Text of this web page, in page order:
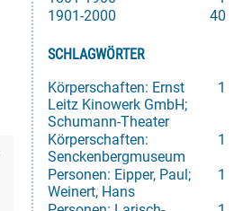
40
1901-2000
SCHLAGWÖRTER
1
Körperschaften: Ernst
Leitz Kinowerk GmbH;
Schumann-Theater
1
Körperschaften:
Senckenbergmuseum
1
Personen: Eipper, Paul;
Weinert, Hans